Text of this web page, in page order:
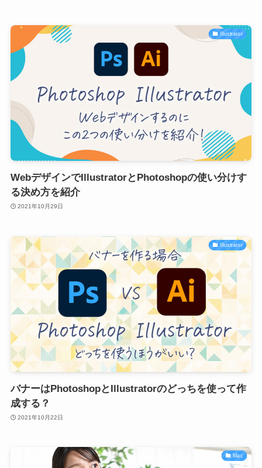
Illustrator
WebデザインでIllustratorとPhotoshopの使い分けす
る決め方を紹介
2021年10月29日
Illustrator
バナーはPhotoshopとIllustratorのどっちを使って作
成する？
2021年10月22日
Mac